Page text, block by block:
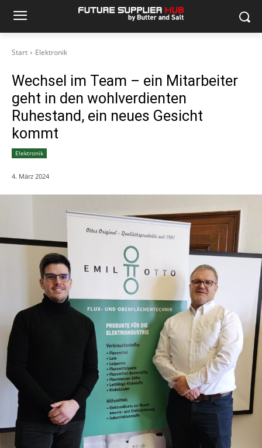
Start Elektronik
Wechsel im Team – ein Mitarbeiter
geht in den wohlverdienten
Ruhestand, ein neues Gesicht
kommt
Elektronik
4. März 2024